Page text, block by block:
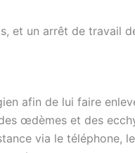
un arrêt de travail
afin de lui faire
œdèmes et des
via le téléphone,